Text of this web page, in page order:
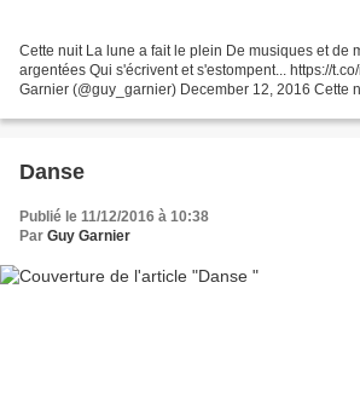
Cette nuit La lune a fait le plein De musiques et de
argentées Qui s'écrivent et s'estompent... https://
Garnier (@guy_garnier) December 12, 2016 Cette
Danse
Publié le 11/12/2016 à 10:38
Par Guy Garnier